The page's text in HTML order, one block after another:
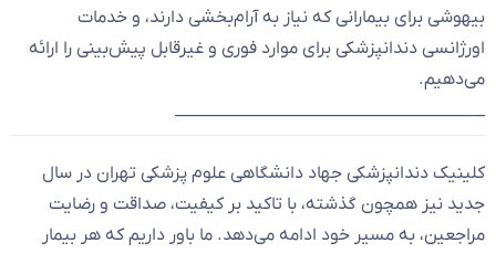
بیهوشی برای بیمارانی که نیاز به آرام‌بخشی دارند، و خدمات
اورژانسی دندانپزشکی برای موارد فوری و غیرقابل پیش‌بینی را ارائه
می‌دهیم.
________________________________________
کلینیک دندانپزشکی جهاد دانشگاهی علوم پزشکی تهران در سال
جدید نیز همچون گذشته، با تاکید بر کیفیت، صداقت و رضایت
مراجعین، به مسیر خود ادامه می‌دهد. ما باور داریم که هر بیمار